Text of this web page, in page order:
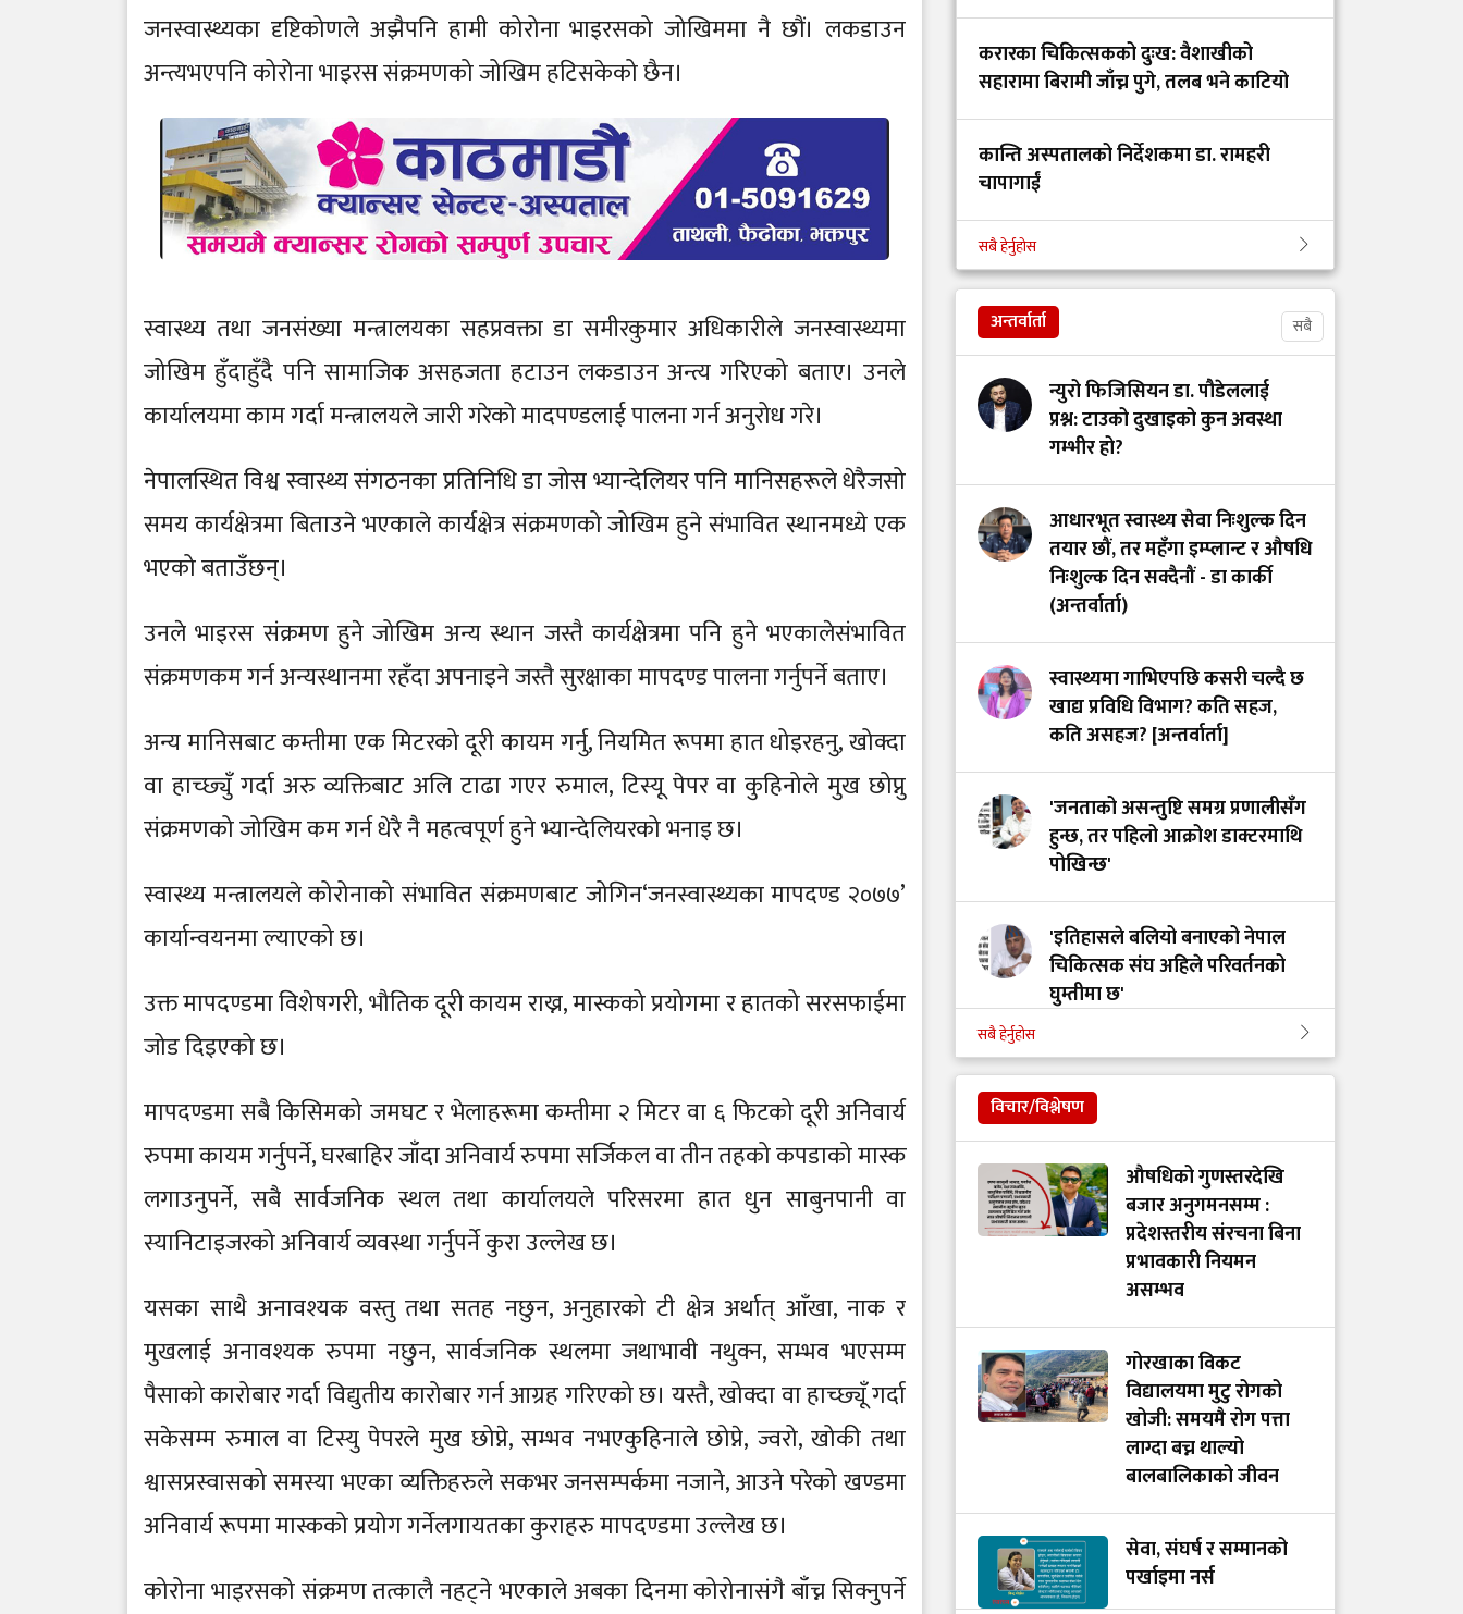
जनस्वास्थ्यका दृष्टिकोणले अझैपनि हामी कोरोना भाइरसको जोखिममा नै छौं। लकडाउन
अन्त्यभएपनि कोरोना भाइरस संक्रमणको जोखिम हटिसकेको छैन।
स्वास्थ्य तथा जनसंख्या मन्त्रालयका सहप्रवक्ता डा समीरकुमार अधिकारीले जनस्वास्थ्यमा
जोखिम हुँदाहुँदै पनि सामाजिक असहजता हटाउन लकडाउन अन्त्य गरिएको बताए। उनले
कार्यालयमा काम गर्दा मन्त्रालयले जारी गरेको मादपण्डलाई पालना गर्न अनुरोध गरे।
नेपालस्थित विश्व स्वास्थ्य संगठनका प्रतिनिधि डा जोस भ्यान्देलियर पनि मानिसहरूले धेरैजसो
समय कार्यक्षेत्रमा बिताउने भएकाले कार्यक्षेत्र संक्रमणको जोखिम हुने संभावित स्थानमध्ये एक
भएको बताउँछन्।
उनले भाइरस संक्रमण हुने जोखिम अन्य स्थान जस्तै कार्यक्षेत्रमा पनि हुने भएकालेसंभावित
संक्रमणकम गर्न अन्यस्थानमा रहँदा अपनाइने जस्तै सुरक्षाका मापदण्ड पालना गर्नुपर्ने बताए।
अन्य मानिसबाट कम्तीमा एक मिटरको दूरी कायम गर्नु, नियमित रूपमा हात धोइरहनु, खोक्दा
वा हाच्छ्युँ गर्दा अरु व्यक्तिबाट अलि टाढा गएर रुमाल, टिस्यू पेपर वा कुहिनोले मुख छोप्नु
संक्रमणको जोखिम कम गर्न धेरै नै महत्वपूर्ण हुने भ्यान्देलियरको भनाइ छ।
स्वास्थ्य मन्त्रालयले कोरोनाको संभावित संक्रमणबाट जोगिन‘जनस्वास्थ्यका मापदण्ड २०७७’
कार्यान्वयनमा ल्याएको छ।
उक्त मापदण्डमा विशेषगरी, भौतिक दूरी कायम राख्न, मास्कको प्रयोगमा र हातको सरसफाईमा
जोड दिइएको छ।
मापदण्डमा सबै किसिमको जमघट र भेलाहरूमा कम्तीमा २ मिटर वा ६ फिटको दूरी अनिवार्य
रुपमा कायम गर्नुपर्ने, घरबाहिर जाँदा अनिवार्य रुपमा सर्जिकल वा तीन तहको कपडाको मास्क
लगाउनुपर्ने, सबै सार्वजनिक स्थल तथा कार्यालयले परिसरमा हात धुन साबुनपानी वा
स्यानिटाइजरको अनिवार्य व्यवस्था गर्नुपर्ने कुरा उल्लेख छ।
यसका साथै अनावश्यक वस्तु तथा सतह नछुन, अनुहारको टी क्षेत्र अर्थात् आँखा, नाक र
मुखलाई अनावश्यक रुपमा नछुन, सार्वजनिक स्थलमा जथाभावी नथुक्न, सम्भव भएसम्म
पैसाको कारोबार गर्दा विद्युतीय कारोबार गर्न आग्रह गरिएको छ। यस्तै, खोक्दा वा हाच्छ्यूँ गर्दा
सकेसम्म रुमाल वा टिस्यु पेपरले मुख छोप्ने, सम्भव नभएकुहिनाले छोप्ने, ज्वरो, खोकी तथा
श्वासप्रस्वासको समस्या भएका व्यक्तिहरुले सकभर जनसम्पर्कमा नजाने, आउने परेको खण्डमा
अनिवार्य रूपमा मास्कको प्रयोग गर्नेलगायतका कुराहरु मापदण्डमा उल्लेख छ।
कोरोना भाइरसको संक्रमण तत्कालै नहट्ने भएकाले अबका दिनमा कोरोनासंगै बाँच्न सिक्नुपर्ने
सेवा सहकार्य सम्झौता
गेटा विश्वविद्यालयको
शैक्षिक कार्यक्रमका लागि
चारवटा प्रादेशिक
गाभीले नेपाललाई ३ करोड
९६ लाख डलर बराबरको
खोप र १ करोड ८० लाख
आईसीयूमा रहेका
आन्दोलनरत इन्टर्न
सम्बोधन गर्न सांसद खुस्बु
ओलीको आग्रह
करारका चिकित्सकको दुःख: वैशाखीको
सहारामा बिरामी जाँच्न पुगे, तलब भने काटियो
कान्ति अस्पतालको निर्देशकमा डा. रामहरी
चापागाईं
डाक्टर र सांसदका चालकको तलब 'उस्तै' भन्दै
युट्युबर टंक दाहालद्वारा भ्रामक दाबी
सबै हेर्नुहोस
अन्तर्वार्ता सबै
न्युरो फिजिसियन डा. पौडेललाई
प्रश्न: टाउको दुखाइको कुन अवस्था
गम्भीर हो?
आधारभूत स्वास्थ्य सेवा निःशुल्क दिन
तयार छौं, तर महँगा इम्प्लान्ट र औषधि
निःशुल्क दिन सक्दैनौं - डा कार्की
(अन्तर्वार्ता)
स्वास्थ्यमा गाभिएपछि कसरी चल्दै छ
खाद्य प्रविधि विभाग? कति सहज,
कति असहज? [अन्तर्वार्ता]
'जनताको असन्तुष्टि समग्र प्रणालीसँग
हुन्छ, तर पहिलो आक्रोश डाक्टरमाथि
पोखिन्छ'
'इतिहासले बलियो बनाएको नेपाल
चिकित्सक संघ अहिले परिवर्तनको
घुम्तीमा छ'
‘टिम मंगल' चुनावी समूह मात्र थिएन,
मेडिकल मुभमेन्ट हो : डा. मंगल रावल
'हरेक टाउको दुखाइ ब्रेन ट्युमर होइन,
यी लक्षणहरू देखिए हुनसक्छ जोखिम'
डा. अमात्यलाई प्रश्न– धेरै हेडफोन वा
इयरफोनको प्रयोगले कानमा असर
गर्छ ?
सबै हेर्नुहोस
विचार/विश्लेषण
औषधिको गुणस्तरदेखि
बजार अनुगमनसम्म :
प्रदेशस्तरीय संरचना बिना
प्रभावकारी नियमन
असम्भव
गोरखाका विकट
विद्यालयमा मुटु रोगको
खोजी: समयमै रोग पत्ता
लाग्दा बच्न थाल्यो
बालबालिकाको जीवन
सेवा, संघर्ष र सम्मानको
पर्खाइमा नर्स